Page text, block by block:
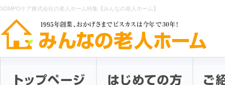
SOMPOケア株式会社の老人ホーム特集【みんなの老人ホーム】